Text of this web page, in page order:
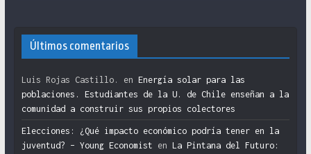
Últimos comentarios
Luis Rojas Castillo. en Energía solar para las
poblaciones. Estudiantes de la U. de Chile enseñan a la
comunidad a construir sus propios colectores
Elecciones: ¿Qué impacto económico podría tener en la
juventud? – Young Economist en La Pintana del Futuro: